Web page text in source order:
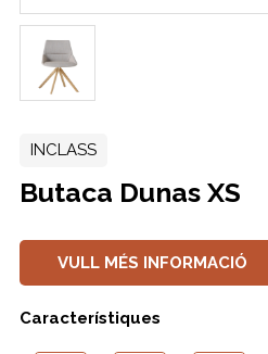
INCLASS
Butaca Dunas XS
VULL MÉS INFORMACIÓ
Característiques